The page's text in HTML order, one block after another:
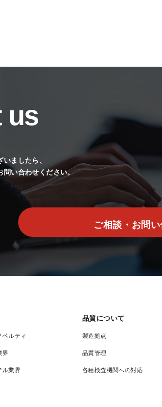
us
ましたら、
問い合わせください。
ご相談・お問
ベルティ
界
ル業界
品質について
製造拠点
品質管理
各種検査機関への対応